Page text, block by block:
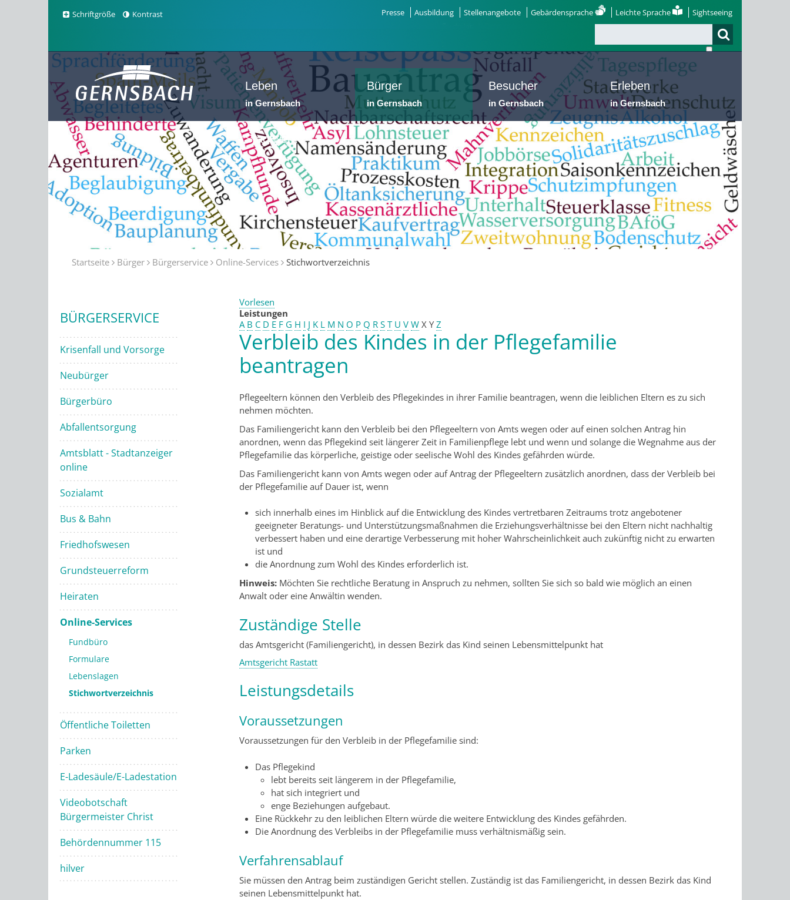
Schriftgröße Kontrast Presse Ausbildung Stellenangebote Gebärdensprache Leichte Sprache Sightseeing
Leben
in Gernsbach
Bürger
in Gernsbach
Besucher
in Gernsbach
Erleben
in Gernsbach
Stadtwerke
Startseite Bürger Bürgerservice Online-Services Stichwortverzeichnis
BÜRGERSERVICE
Krisenfall und Vorsorge
Neubürger
Bürgerbüro
Abfallentsorgung
Amtsblatt - Stadtanzeiger
online
Sozialamt
Bus & Bahn
Friedhofswesen
Grundsteuerreform
Heiraten
Online-Services
Fundbüro
Formulare
Lebenslagen
Stichwortverzeichnis
Öffentliche Toiletten
Parken
E-Ladesäule/E-Ladestation
Videobotschaft
Bürgermeister Christ
Behördennummer 115
hilver
Vorlesen
Leistungen
A B C D E F G H I J K L M N O P Q R S T U V W X Y Z
Verbleib des Kindes in der Pflegefamilie
beantragen
Pflegeeltern können den Verbleib des Pflegekindes in ihrer Familie beantragen, wenn die leiblichen Eltern es zu sich
nehmen möchten.
Das Familiengericht kann den Verbleib bei den Pflegeeltern von Amts wegen oder auf einen solchen Antrag hin
anordnen, wenn das Pflegekind seit längerer Zeit in Familienpflege lebt und wenn und solange die Wegnahme aus der
Pflegefamilie das körperliche, geistige oder seelische Wohl des Kindes gefährden würde.
Das Familiengericht kann von Amts wegen oder auf Antrag der Pflegeeltern zusätzlich anordnen, dass der Verbleib bei
der Pflegefamilie auf Dauer ist, wenn
sich innerhalb eines im Hinblick auf die Entwicklung des Kindes vertretbaren Zeitraums trotz angebotener
geeigneter Beratungs- und Unterstützungsmaßnahmen die Erziehungsverhältnisse bei den Eltern nicht nachhaltig
verbessert haben und eine derartige Verbesserung mit hoher Wahrscheinlichkeit auch zukünftig nicht zu erwarten
ist und
die Anordnung zum Wohl des Kindes erforderlich ist.
Hinweis: Möchten Sie rechtliche Beratung in Anspruch zu nehmen, sollten Sie sich so bald wie möglich an einen
Anwalt oder eine Anwältin wenden.
Zuständige Stelle
das Amtsgericht (Familiengericht), in dessen Bezirk das Kind seinen Lebensmittelpunkt hat
Amtsgericht Rastatt
Leistungsdetails
Voraussetzungen
Voraussetzungen für den Verbleib in der Pflegefamilie sind:
Das Pflegekind
lebt bereits seit längerem in der Pflegefamilie,
hat sich integriert und
enge Beziehungen aufgebaut.
Eine Rückkehr zu den leiblichen Eltern würde die weitere Entwicklung des Kindes gefährden.
Die Anordnung des Verbleibs in der Pflegefamilie muss verhältnismäßig sein.
Verfahrensablauf
Sie müssen den Antrag beim zuständigen Gericht stellen. Zuständig ist das Familiengericht, in dessen Bezirk das Kind
seinen Lebensmittelpunkt hat.